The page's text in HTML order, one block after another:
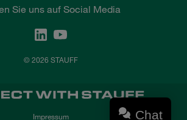
Sie uns auf Social Media
© 2026 STAUFF
Impressum Chat